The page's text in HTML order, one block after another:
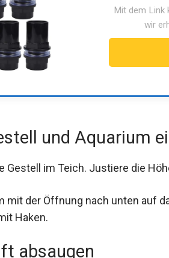
Mit dem Link
wir
und Aquarium
Gestell im Teich. Justiere die
mit der Öffnung nach unten auf
Haken.
absaugen